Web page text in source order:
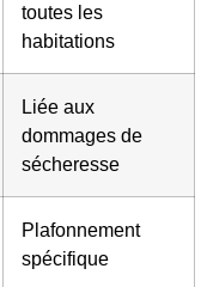
toutes les
habitations
Liée aux
dommages de
sécheresse
Plafonnement
spécifique